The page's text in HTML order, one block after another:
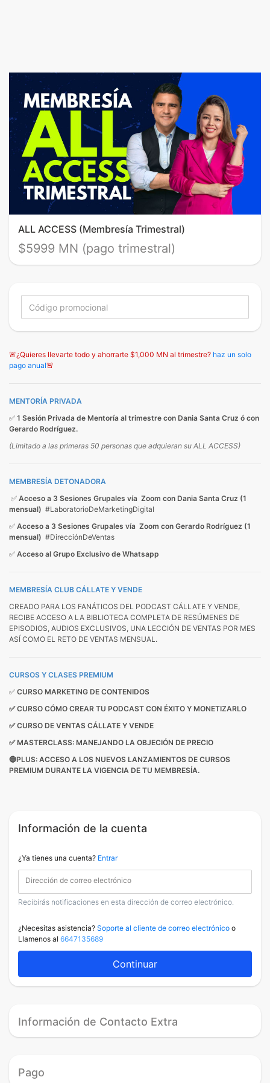
ALL ACCESS (Membresía Trimestral)
$5999 MN (pago trimestral)
🚨¿Quieres llevarte todo y ahorrarte $1,000 MN al trimestre? haz un solo
pago anual🚨
MENTORÍA PRIVADA
✅ 1 Sesión Privada de Mentoría al trimestre con Dania Santa Cruz ó con
Gerardo Rodríguez.
(Limitado a las primeras 50 personas que adquieran su ALL ACCESS)
MEMBRESÍA DETONADORA
✅ Acceso a 3 Sesiones Grupales vía Zoom con Dania Santa Cruz (1
mensual) #LaboratorioDeMarketingDigital
✅ Acceso a 3 Sesiones Grupales vía Zoom con Gerardo Rodríguez (1
mensual) #DirecciónDeVentas
✅ Acceso al Grupo Exclusivo de Whatsapp
MEMBRESÍA CLUB CÁLLATE Y VENDE
CREADO PARA LOS FANÁTICOS DEL PODCAST CÁLLATE Y VENDE,
RECIBE ACCESO A LA BIBLIOTECA COMPLETA DE RESÚMENES DE
EPISODIOS, AUDIOS EXCLUSIVOS, UNA LECCIÓN DE VENTAS POR MES
ASÍ COMO EL RETO DE VENTAS MENSUAL.
CURSOS Y CLASES PREMIUM
✅ CURSO MARKETING DE CONTENIDOS
✅CURSO CÓMO CREAR TU PODCAST CON ÉXITO Y MONETIZARLO
✅CURSO DE VENTAS CÁLLATE Y VENDE
✅ MASTERCLASS: MANEJANDO LA OBJECIÓN DE PRECIO
🔵PLUS: ACCESO A LOS NUEVOS LANZAMIENTOS DE CURSOS
PREMIUM DURANTE LA VIGENCIA DE TU MEMBRESÍA.
Información de la cuenta
¿Ya tienes una cuenta? Entrar
Dirección de correo electrónico
Recibirás notificaciones en esta dirección de correo electrónico.
¿Necesitas asistencia? Soporte al cliente de correo electrónico o
Llamenos al 6647135689
Continuar
Información de Contacto Extra
Pago